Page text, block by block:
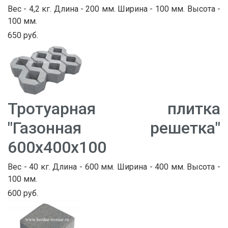
Вес - 4,2 кг. Длина - 200 мм. Ширина - 100 мм. Высота -
100 мм.
650 руб.
Тротуарная плитка
"Газонная решетка"
600х400х100
Вес - 40 кг. Длина - 600 мм. Ширина - 400 мм. Высота -
100 мм.
600 руб.